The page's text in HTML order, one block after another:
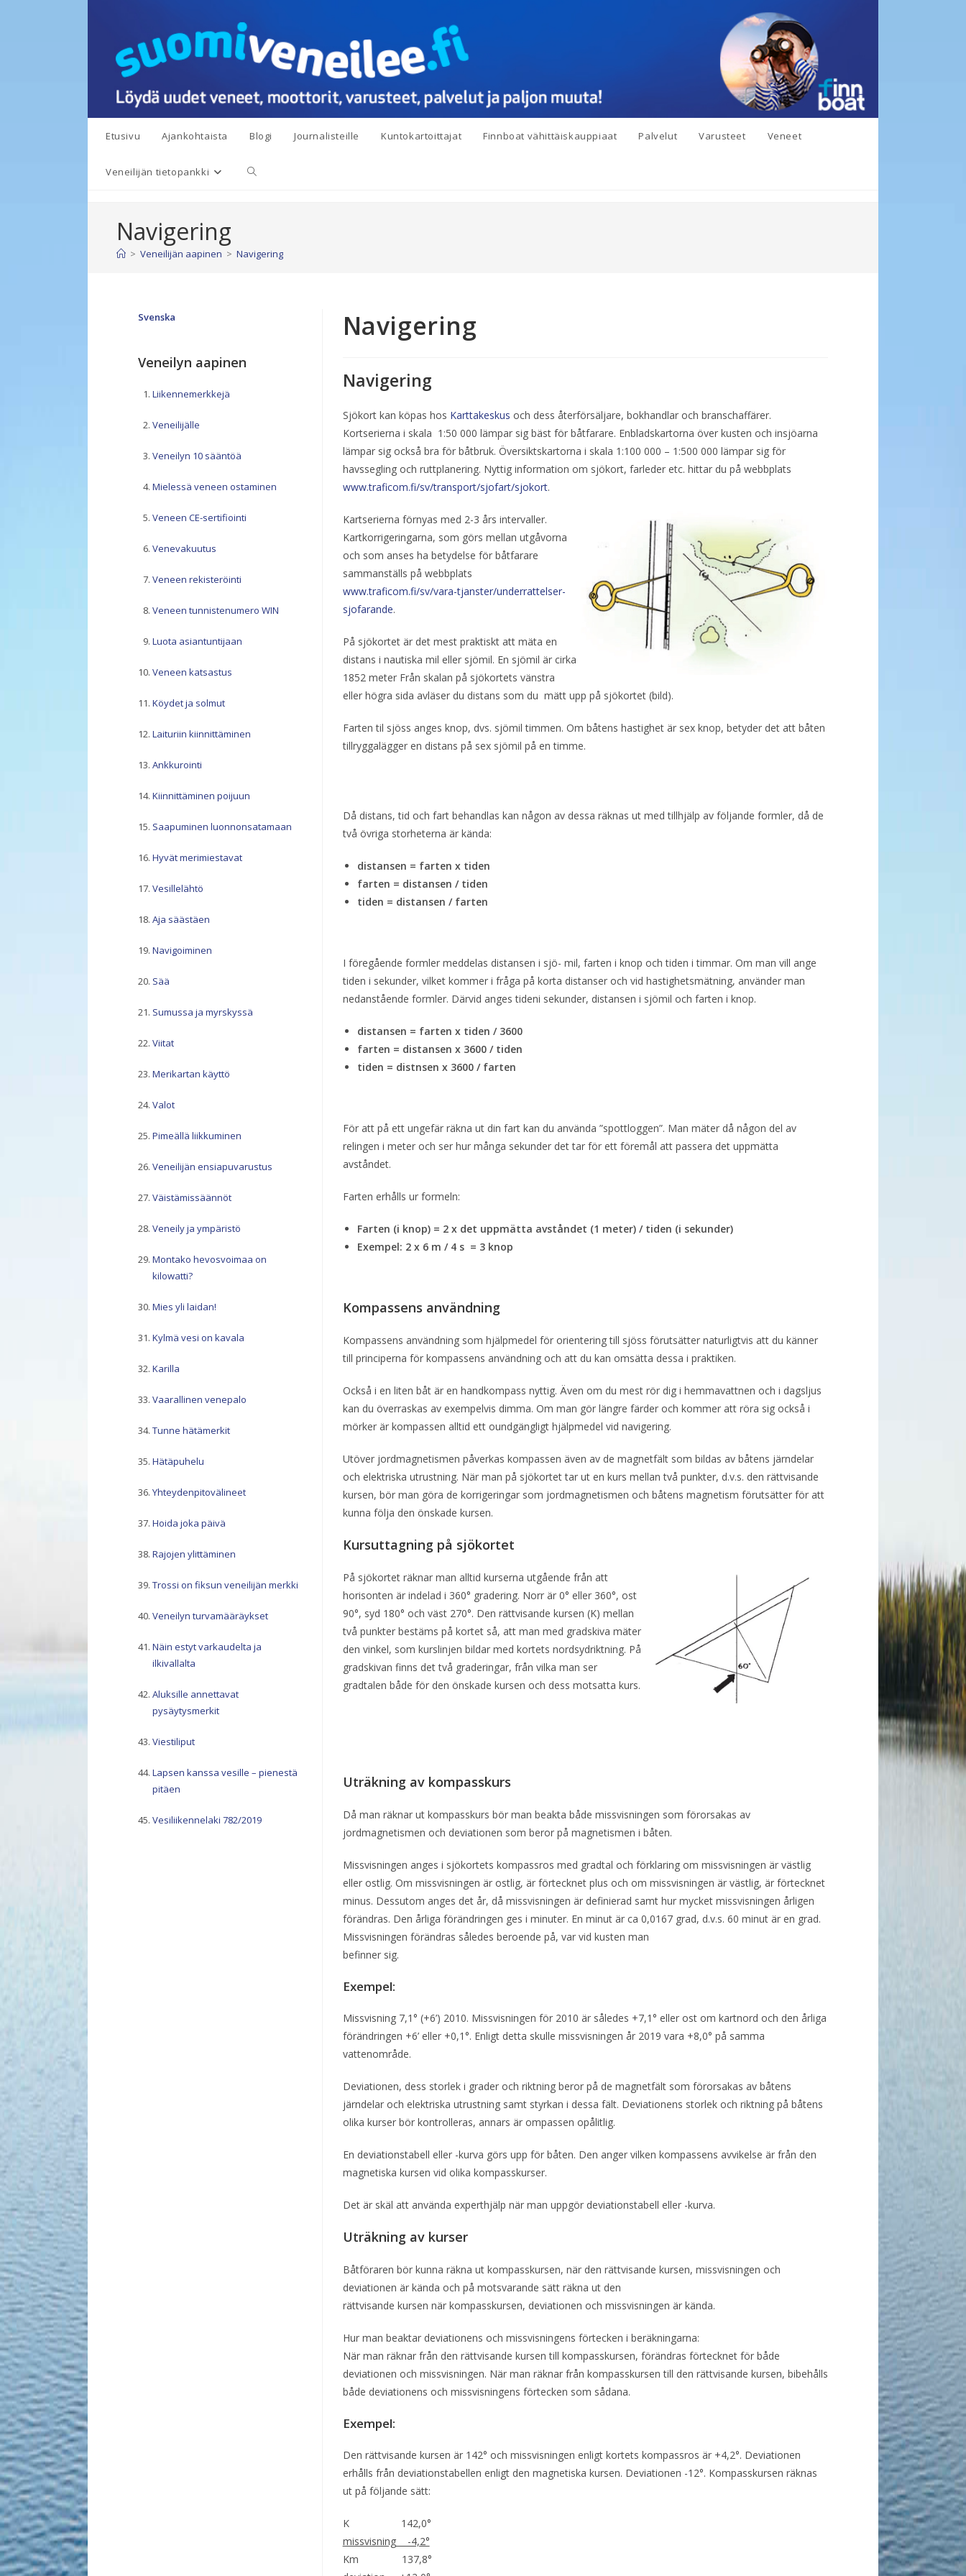
Etusivu Ajankohtaista Blogi Journalisteille Kuntokartoittajat Finnboat vähittäiskauppiaat Palvelut Varusteet Veneet
Veneilijän tietopankki Toggle
Navigering
> Veneilijän aapinen > Navigering
Svenska
Veneilyn aapinen
Liikennemerkkejä
Veneilijälle
Veneilyn 10 sääntöä
Mielessä veneen ostaminen
Veneen CE-sertifiointi
Venevakuutus
Veneen rekisteröinti
Veneen tunnistenumero WIN
Luota asiantuntijaan
Veneen katsastus
Köydet ja solmut
Laituriin kiinnittäminen
Ankkurointi
Kiinnittäminen poijuun
Saapuminen luonnonsatamaan
Hyvät merimiestavat
Vesillelähtö
Aja säästäen
Navigoiminen
Sää
Sumussa ja myrskyssä
Viitat
Merikartan käyttö
Valot
Pimeällä liikkuminen
Veneilijän ensiapuvarustus
Väistämissäännöt
Veneily ja ympäristö
Montako hevosvoimaa on
kilowatti?
Mies yli laidan!
Kylmä vesi on kavala
Karilla
Vaarallinen venepalo
Tunne hätämerkit
Hätäpuhelu
Yhteydenpitovälineet
Hoida joka päivä
Rajojen ylittäminen
Trossi on fiksun veneilijän merkki
Veneilyn turvamääräykset
Näin estyt varkaudelta ja
ilkivallalta
Aluksille annettavat
pysäytysmerkit
Viestiliput
Lapsen kanssa vesille – pienestä
pitäen
Vesiliikennelaki 782/2019
Navigering
Navigering
Sjökort kan köpas hos Karttakeskus och dess återförsäljare, bokhandlar och branschaffärer.
Kortserierna i skala 1:50 000 lämpar sig bäst för båtfarare. Enbladskartorna över kusten och insjöarna
lämpar sig också bra för båtbruk. Översiktskartorna i skala 1:100 000 – 1:500 000 lämpar sig för
havssegling och ruttplanering. Nyttig information om sjökort, farleder etc. hittar du på webbplats
www.traficom.fi/sv/transport/sjofart/sjokort.
Kartserierna förnyas med 2-3 års intervaller.
Kartkorrigeringarna, som görs mellan utgåvorna
och som anses ha betydelse för båtfarare
sammanställs på webbplats
www.traficom.fi/sv/vara-tjanster/underrattelser-
sjofarande.
På sjökortet är det mest praktiskt att mäta en
distans i nautiska mil eller sjömil. En sjömil är cirka
1852 meter Från skalan på sjökortets vänstra
eller högra sida avläser du distans som du mätt upp på sjökortet (bild).
Farten til sjöss anges knop, dvs. sjömil timmen. Om båtens hastighet är sex knop, betyder det att båten
tillryggalägger en distans på sex sjömil på en timme.
Då distans, tid och fart behandlas kan någon av dessa räknas ut med tillhjälp av följande formler, då de
två övriga storheterna är kända:
distansen = farten x tiden
farten = distansen / tiden
tiden = distansen / farten
I föregående formler meddelas distansen i sjö- mil, farten i knop och tiden i timmar. Om man vill ange
tiden i sekunder, vilket kommer i fråga på korta distanser och vid hastighetsmätning, använder man
nedanstående formler. Därvid anges tideni sekunder, distansen i sjömil och farten i knop.
distansen = farten x tiden / 3600
farten = distansen x 3600 / tiden
tiden = distnsen x 3600 / farten
För att på ett ungefär räkna ut din fart kan du använda ”spottloggen”. Man mäter då någon del av
relingen i meter och ser hur många sekunder det tar för ett föremål att passera det uppmätta
avståndet.
Farten erhålls ur formeln:
Farten (i knop) = 2 x det uppmätta avståndet (1 meter) / tiden (i sekunder)
Exempel: 2 x 6 m / 4 s = 3 knop
Kompassens användning
Kompassens användning som hjälpmedel för orientering till sjöss förutsätter naturligtvis att du känner
till principerna för kompassens användning och att du kan omsätta dessa i praktiken.
Också i en liten båt är en handkompass nyttig. Även om du mest rör dig i hemmavattnen och i dagsljus
kan du överraskas av exempelvis dimma. Om man gör längre färder och kommer att röra sig också i
mörker är kompassen alltid ett oundgängligt hjälpmedel vid navigering.
Utöver jordmagnetismen påverkas kompassen även av de magnetfält som bildas av båtens järndelar
och elektriska utrustning. När man på sjökortet tar ut en kurs mellan två punkter, d.v.s. den rättvisande
kursen, bör man göra de korrigeringar som jordmagnetismen och båtens magnetism förutsätter för att
kunna följa den önskade kursen.
Kursuttagning på sjökortet
På sjökortet räknar man alltid kurserna utgående från att
horisonten är indelad i 360° gradering. Norr är 0° eller 360°, ost
90°, syd 180° och väst 270°. Den rättvisande kursen (K) mellan
två punkter bestäms på kortet så, att man med gradskiva mäter
den vinkel, som kurslinjen bildar med kortets nordsydriktning. På
gradskivan finns det två graderingar, från vilka man ser
gradtalen både för den önskade kursen och dess motsatta kurs.
Uträkning av kompasskurs
Då man räknar ut kompasskurs bör man beakta både missvisningen som förorsakas av
jordmagnetismen och deviationen som beror på magnetismen i båten.
Missvisningen anges i sjökortets kompassros med gradtal och förklaring om missvisningen är västlig
eller ostlig. Om missvisningen är ostlig, är förtecknet plus och om missvisningen är västlig, är förtecknet
minus. Dessutom anges det år, då missvisningen är definierad samt hur mycket missvisningen årligen
förändras. Den årliga förändringen ges i minuter. En minut är ca 0,0167 grad, d.v.s. 60 minut är en grad.
Missvisningen förändras således beroende på, var vid kusten man
befinner sig.
Exempel:
Missvisning 7,1° (+6’) 2010. Missvisningen för 2010 är således +7,1° eller ost om kartnord och den årliga
förändringen +6’ eller +0,1°. Enligt detta skulle missvisningen år 2019 vara +8,0° på samma
vattenområde.
Deviationen, dess storlek i grader och riktning beror på de magnetfält som förorsakas av båtens
järndelar och elektriska utrustning samt styrkan i dessa fält. Deviationens storlek och riktning på båtens
olika kurser bör kontrolleras, annars är ompassen opålitlig.
En deviationstabell eller -kurva görs upp för båten. Den anger vilken kompassens avvikelse är från den
magnetiska kursen vid olika kompasskurser.
Det är skäl att använda experthjälp när man uppgör deviationstabell eller -kurva.
Uträkning av kurser
Båtföraren bör kunna räkna ut kompasskursen, när den rättvisande kursen, missvisningen och
deviationen är kända och på motsvarande sätt räkna ut den
rättvisande kursen när kompasskursen, deviationen och missvisningen är kända.
Hur man beaktar deviationens och missvisningens förtecken i beräkningarna:
När man räknar från den rättvisande kursen till kompasskursen, förändras förtecknet för både
deviationen och missvisningen. När man räknar från kompasskursen till den rättvisande kursen, bibehålls
både deviationens och missvisningens förtecken som sådana.
Exempel:
Den rättvisande kursen är 142° och missvisningen enligt kortets kompassros är +4,2°. Deviationen
erhålls från deviationstabellen enligt den magnetiska kursen. Deviationen -12°. Kompasskursen räknas
ut på följande sätt:
K 142,0°
missvisning -4,2°
Km 137,8°